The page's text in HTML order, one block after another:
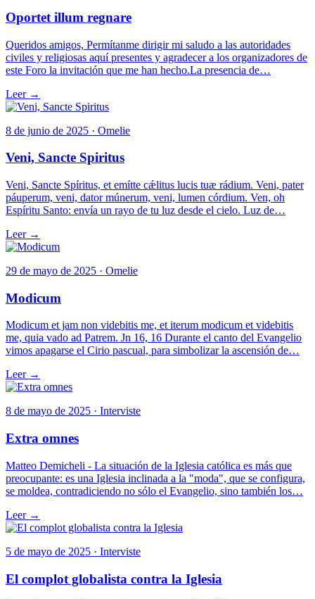
Oportet illum regnare
Queridos amigos, Permítanme dirigir mi saludo a las autoridades
civiles y religiosas aquí presentes y agradecer a los organizadores de
este Foro la invitación que me han hecho.La presencia de…
Leer →
8 de junio de 2025 · Omelie
Veni, Sancte Spiritus
Veni, Sancte Spíritus, et emítte cǽlitus lucis tuæ rádium. Veni, pater
páuperum, veni, dator múnerum, veni, lumen córdium. Ven, oh
Espíritu Santo: envía un rayo de tu luz desde el cielo. Luz de…
Leer →
29 de mayo de 2025 · Omelie
Modicum
Modicum et jam non videbitis me, et iterum modicum et videbitis
me, quia vado ad Patrem. Jn 16, 16 Durante el canto del Evangelio
vimos apagarse el Cirio pascual, para simbolizar la ascensión de…
Leer →
8 de mayo de 2025 · Interviste
Extra omnes
Matteo Demicheli - La situación de la Iglesia católica es más que
preocupante: es una Iglesia inclinada a la "moda", que se configura,
se moldea, contradiciendo no sólo el Evangelio, sino también los…
Leer →
5 de mayo de 2025 · Interviste
El complot globalista contra la Iglesia